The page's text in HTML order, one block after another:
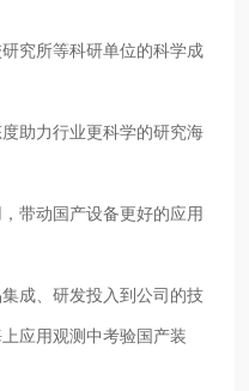
究所等科研单位的科学成
助力行业更科学的研究海
带动国产设备更好的应用
成、研发投入到公司的技
应用观测中考验国产装